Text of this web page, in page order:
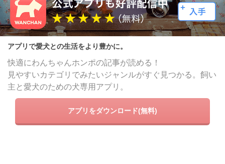
アプリで愛犬との生活をより豊かに。
快適にわんちゃんホンポの記事が読める！
見やすいカテゴリでみたいジャンルがすぐ見つかる。飼い
主と愛犬のための犬専用アプリ。
アプリをダウンロード(無料)